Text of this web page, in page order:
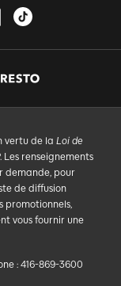
vertu de la Loi de
Les renseignements
demande, pour
de diffusion
promotionnels,
vous fournir une
: 416-869-3600